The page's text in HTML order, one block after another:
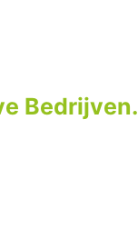
Bedrijven.